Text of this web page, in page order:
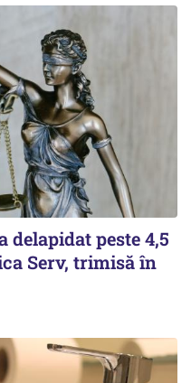
delapidat peste 4,5
Serv, trimisă în